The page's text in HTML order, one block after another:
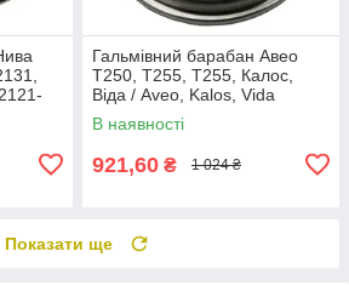
Гальмівний барабан Авео
Т250, Т255, Т255, Калос,
Віда / Aveo, Kalos, Vida
(96470999) Sangsin Hi-Q
SD3054
В наявності
921,60 ₴ 1 024 ₴
Показати ще